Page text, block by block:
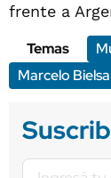
frente a
Temas
Marcelo Bielsa